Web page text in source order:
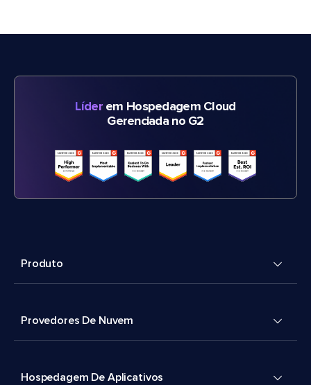
Líderem Hospedagem Cloud
Gerenciada no G2
Produto
Provedores De Nuvem
Hospedagem De Aplicativos